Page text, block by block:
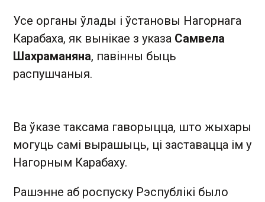
Усе органы ўлады і ўстановы Нагорнага
Карабаха, як вынікае з указа Самвела
Шахраманяна, павінны быць
распушчаныя.
Ва ўказе таксама гаворыцца, што жыхары
могуць самі вырашыць, ці заставацца ім у
Нагорным Карабаху.
Рашэнне аб роспуску Рэспублікі было